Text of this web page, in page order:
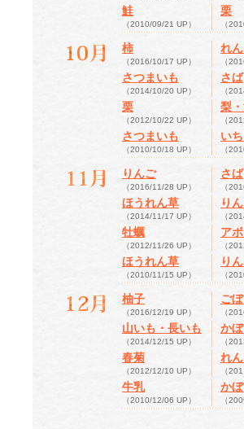
鮭
（2010/09/21 UP）
栗
（
柿
（2016/10/17 UP）
れ
（
さつまいも
（2014/10/20 UP）
さば
（
栗
（2012/10/22 UP）
梨
（
さつまいも
（2010/10/18 UP）
い
（
りんご
（2016/11/28 UP）
さば
（
ほうれん草
（2014/11/17 UP）
り
（
牡蠣
（2012/11/26 UP）
ア
（
ほうれん草
（2010/11/15 UP）
り
（
柚子
（2016/12/19 UP）
ごぼ
（
山いも・長いも
（2014/12/15 UP）
か
（
春菊
（2012/12/10 UP）
れ
（
牛乳
（2010/12/06 UP）
か
（